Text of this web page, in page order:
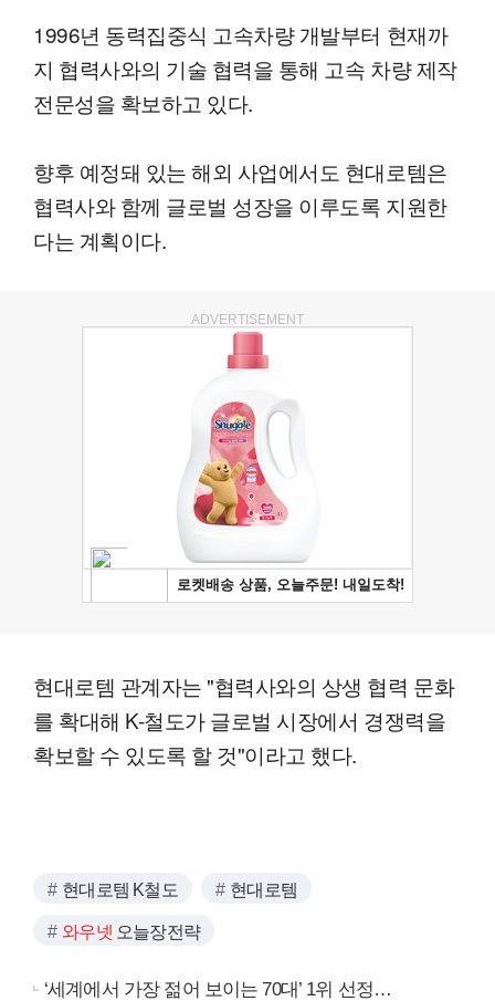
1996년 동력집중식 고속차량 개발부터 현재까
지 협력사와의 기술 협력을 통해 고속 차량 제작
전문성을 확보하고 있다.
향후 예정돼 있는 해외 사업에서도 현대로템은
협력사와 함께 글로벌 성장을 이루도록 지원한
다는 계획이다.
ADVERTISEMENT
현대로템 관계자는 "협력사와의 상생 협력 문화
를 확대해 K-철도가 글로벌 시장에서 경쟁력을
확보할 수 있도록 할 것"이라고 했다.
현대로템 K철도 현대로템
와우넷 오늘장전략
‘세계에서 가장 젊어 보이는 70대’ 1위 선정…